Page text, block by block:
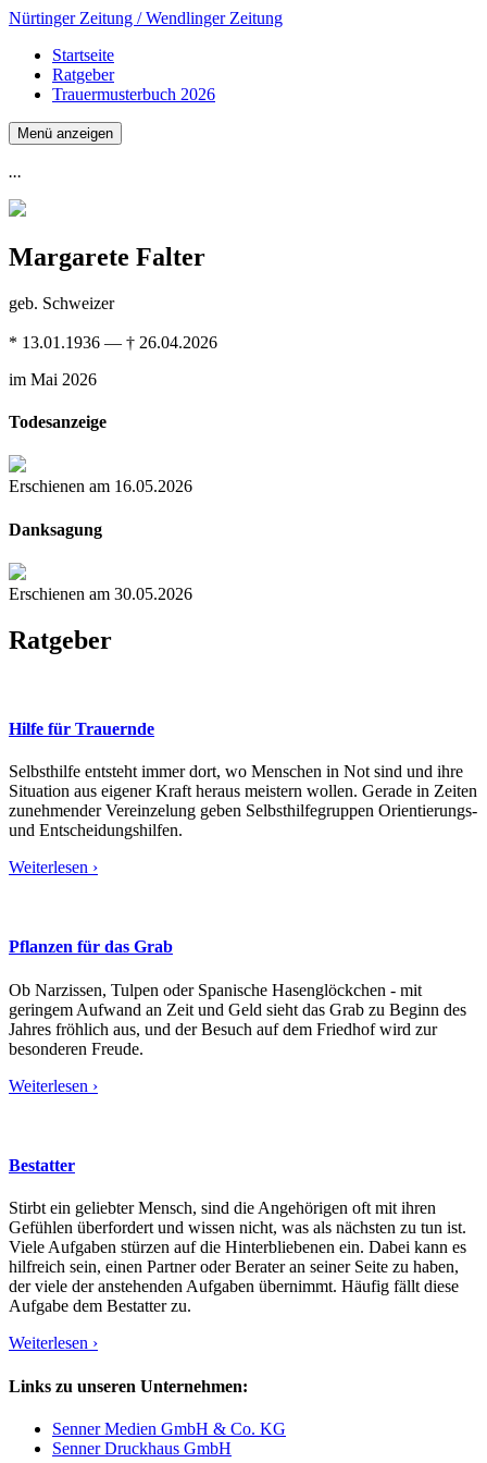
Nürtinger Zeitung / Wendlinger Zeitung
Startseite
Ratgeber
Trauermusterbuch 2026
Menü anzeigen
...
Margarete Falter
geb. Schweizer
* 13.01.1936 — † 26.04.2026
im Mai 2026
Todesanzeige
Erschienen am 16.05.2026
Danksagung
Erschienen am 30.05.2026
Ratgeber
Hilfe für Trauernde
Selbsthilfe entsteht immer dort, wo Menschen in Not sind und ihre
Situation aus eigener Kraft heraus meistern wollen. Gerade in Zeiten
zunehmender Vereinzelung geben Selbsthilfegruppen Orientierungs-
und Entscheidungshilfen.
Weiterlesen ›
Pflanzen für das Grab
Ob Narzissen, Tulpen oder Spanische Hasenglöckchen - mit
geringem Aufwand an Zeit und Geld sieht das Grab zu Beginn des
Jahres fröhlich aus, und der Besuch auf dem Friedhof wird zur
besonderen Freude.
Weiterlesen ›
Bestatter
Stirbt ein geliebter Mensch, sind die Angehörigen oft mit ihren
Gefühlen überfordert und wissen nicht, was als nächsten zu tun ist.
Viele Aufgaben stürzen auf die Hinterbliebenen ein. Dabei kann es
hilfreich sein, einen Partner oder Berater an seiner Seite zu haben,
der viele der anstehenden Aufgaben übernimmt. Häufig fällt diese
Aufgabe dem Bestatter zu.
Weiterlesen ›
Links zu unseren Unternehmen:
Senner Medien GmbH & Co. KG
Senner Druckhaus GmbH